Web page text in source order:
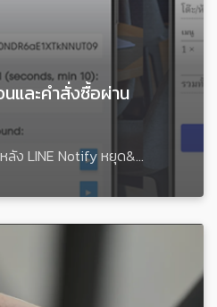
และคำสั่งซื้อผ่าน
ง LINE Notify หยุด&...